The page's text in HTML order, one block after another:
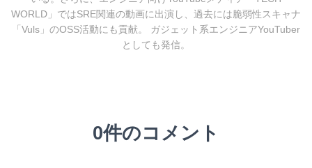
WORLD」ではSRE関連の動画に出演し、過去には脆弱性スキャナ
「Vuls」のOSS活動にも貢献。 ガジェット系エンジニアYouTuber
としても発信。
0件のコメント